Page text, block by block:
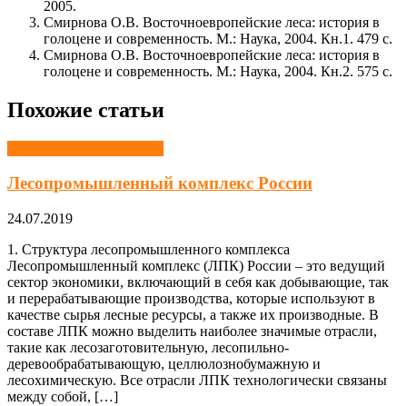
2005.
Смирнова О.В. Восточноевропейские леса: история в
голоцене и современность. М.: Наука, 2004. Кн.1. 479 с.
Смирнова О.В. Восточноевропейские леса: история в
голоцене и современность. М.: Наука, 2004. Кн.2. 575 с.
Похожие статьи
Лесопромышленный комплекс России
24.07.2019
1. Структура лесопромышленного комплекса
Лесопромышленный комплекс (ЛПК) России – это ведущий
сектор экономики, включающий в себя как добывающие, так
и перерабатывающие производства, которые используют в
качестве сырья лесные ресурсы, а также их производные. В
составе ЛПК можно выделить наиболее значимые отрасли,
такие как лесозаготовительную, лесопильно-
деревообрабатывающую, целлюлознобумажную и
лесохимическую. Все отрасли ЛПК технологически связаны
между собой, […]